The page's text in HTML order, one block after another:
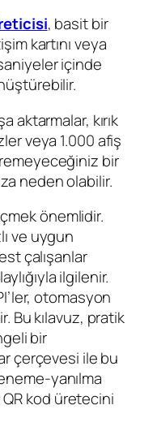
, basit bir
kartını veya
içinde
aktarmalar, kırık
veya 1.000 afiş
bir
neden olabilir.
önemlidir.
ve uygun
çalışanlar
ilgilenir.
otomasyon
Bu kılavuz, pratik
bir
çerçevesi ile bu
yanılma
kod üretecini